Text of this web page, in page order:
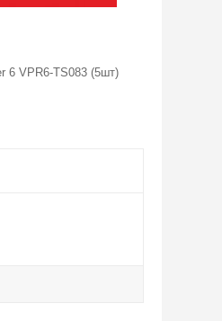
6 VPR6-TS083 (5шт)